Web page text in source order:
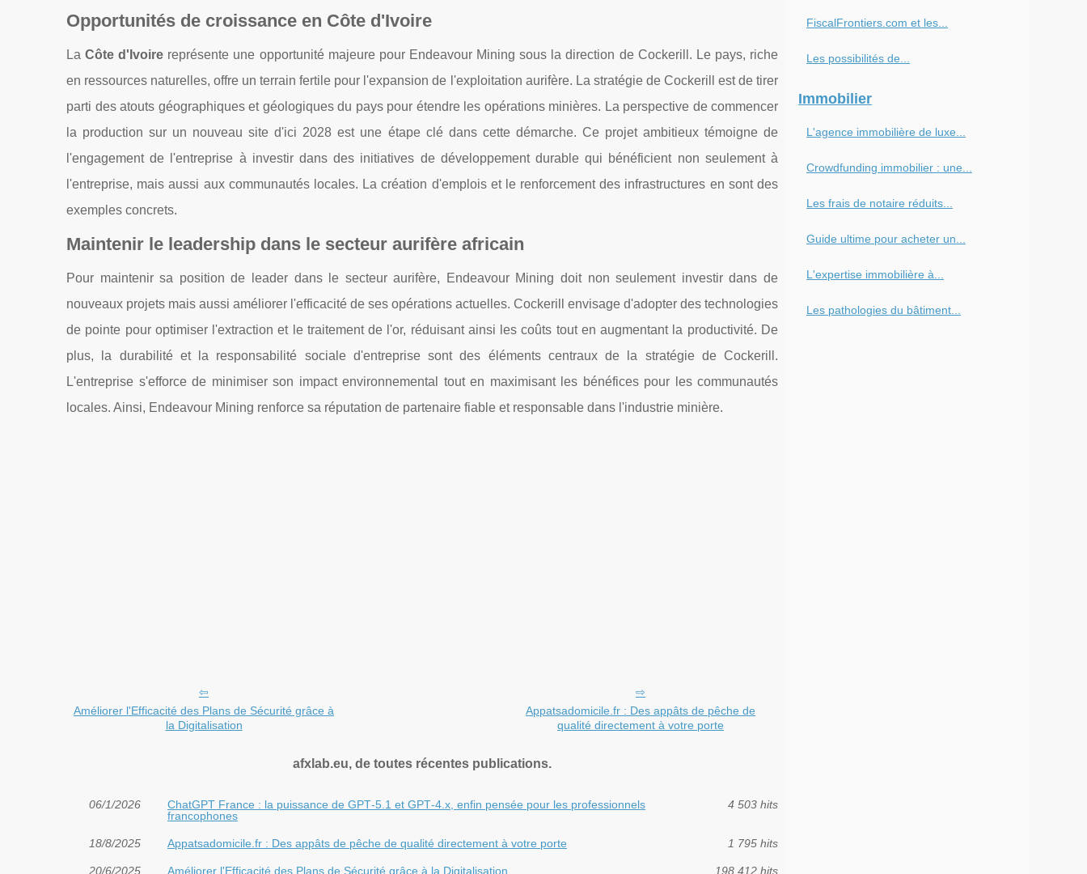
Opportunités de croissance en Côte d'Ivoire
LaCôte d'Ivoire représente une opportunité majeure pour Endeavour Mining sous la direction de Cockerill. Le pays, riche
en ressources naturelles, offre un terrain fertile pour l'expansion de l'exploitation aurifère. La stratégie de Cockerill est de tirer
parti des atouts géographiques et géologiques du pays pour étendre les opérations minières. La perspective de commencer
la production sur un nouveau site d'ici 2028 est une étape clé dans cette démarche. Ce projet ambitieux témoigne de
l'engagement de l'entreprise à investir dans des initiatives de développement durable qui bénéficient non seulement à
l'entreprise, mais aussi aux communautés locales. La création d'emplois et le renforcement des infrastructures en sont des
exemples concrets.
Maintenir le leadership dans le secteur aurifère africain
Pour maintenir sa position de leader dans le secteur aurifère, Endeavour Mining doit non seulement investir dans de
nouveaux projets mais aussi améliorer l'efficacité de ses opérations actuelles. Cockerill envisage d'adopter des technologies
de pointe pour optimiser l'extraction et le traitement de l'or, réduisant ainsi les coûts tout en augmentant la productivité. De
plus, la durabilité et la responsabilité sociale d'entreprise sont des éléments centraux de la stratégie de Cockerill.
L'entreprise s'efforce de minimiser son impact environnemental tout en maximisant les bénéfices pour les communautés
locales. Ainsi, Endeavour Mining renforce sa réputation de partenaire fiable et responsable dans l'industrie minière.
Améliorer l'Efficacité des Plans de Sécurité grâce à
la Digitalisation
Appatsadomicile.fr : Des appâts de pêche de
qualité directement à votre porte
afxlab.eu, de toutes récentes publications.
06/1/2026
ChatGPT France : la puissance de GPT‑5.1 et GPT‑4.x, enfin pensée pour les professionnels
francophones
4 503 hits
18/8/2025 Appatsadomicile.fr : Des appâts de pêche de qualité directement à votre porte 1 795 hits
20/6/2025 Améliorer l'Efficacité des Plans de Sécurité grâce à la Digitalisation 198 412 hits
FiscalFrontiers.com et les...
Les possibilités de...
Immobilier
L'agence immobilière de luxe...
Crowdfunding immobilier : une...
Les frais de notaire réduits...
Guide ultime pour acheter un...
L'expertise immobilière à...
Les pathologies du bâtiment...